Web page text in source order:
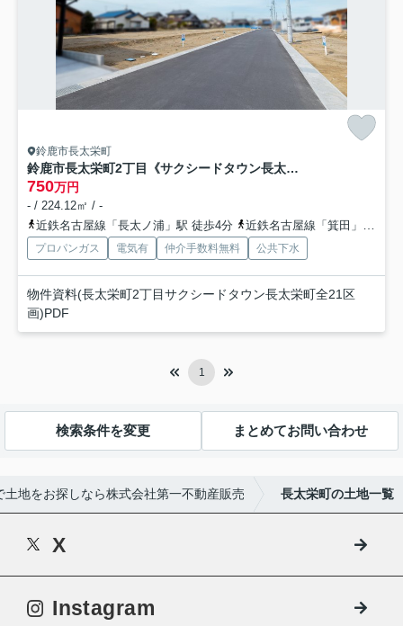
鈴鹿市長太栄町
鈴鹿市長太栄町2丁目《サクシードタウン長太栄町 全21区画》
750万円
- / 224.12㎡ / -
近鉄名古屋線「長太ノ浦」駅 徒歩4分
近鉄名古屋線「箕田」駅 徒歩19分
プロパンガス 電気有 仲介手数料無料 公共下水
物件資料(長太栄町2丁目サクシードタウン長太栄町全21区
画)PDF
1
検索条件を変更 まとめてお問い合わせ
土地をお探しなら株式会社第一不動産販売 長太栄町の土地一覧
X
Instagram